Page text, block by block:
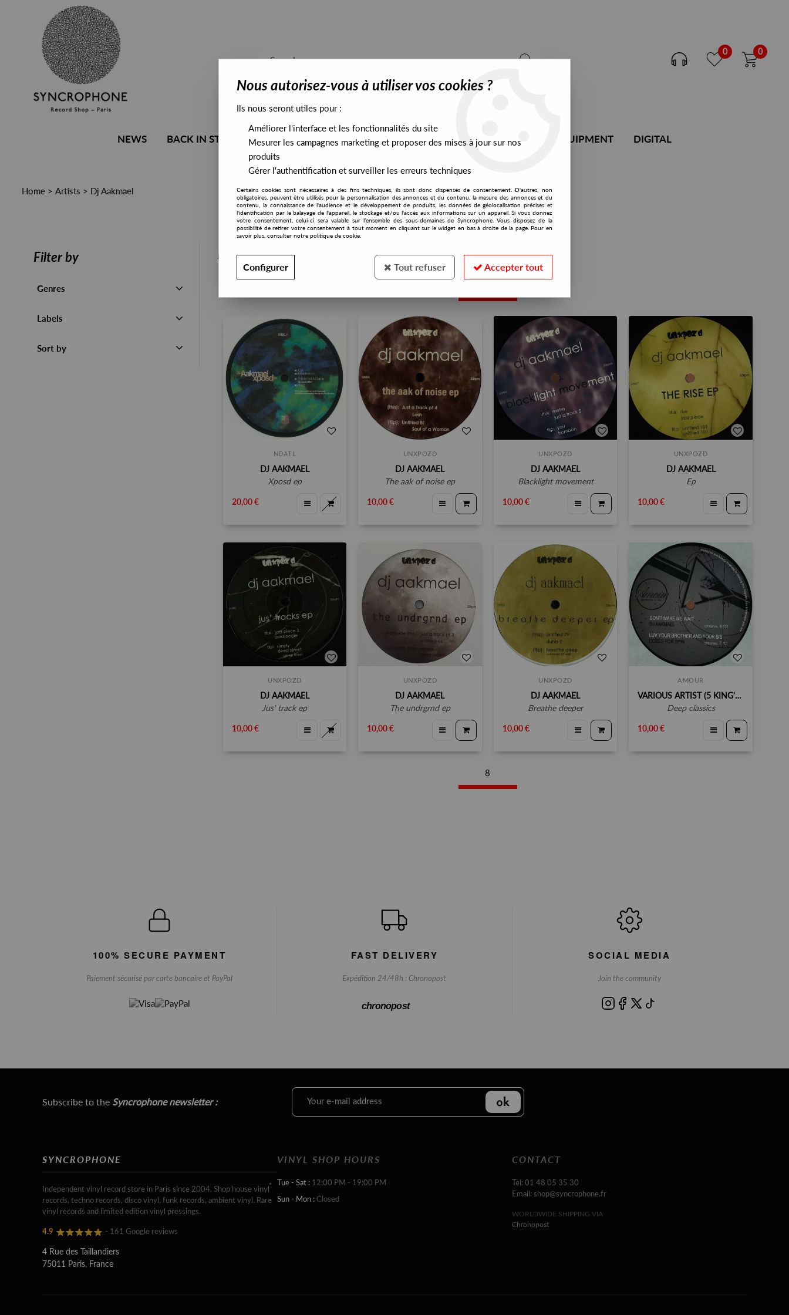
0 0
NEWS BACK IN STOCK ALL STOCK EXCLUSIVES PRESALES EXCLUSIVES DJ EQUIPMENT DIGITAL
Home > Artists > Dj Aakmael
Filter by
Genres
Labels
Sort by
PRESALES EXCLUSIVES
NDATL
DJ AAKMAEL
xposd ep
20,00 €
UNXPOZD
DJ AAKMAEL
the aak of noise ep
10,00 €
UNXPOZD
DJ AAKMAEL
blacklight movement
10,00 €
UNXPOZD
DJ AAKMAEL
ep
10,00 €
UNXPOZD
DJ AAKMAEL
jus' track ep
10,00 €
UNXPOZD
DJ AAKMAEL
the undrgrnd ep
10,00 €
UNXPOZD
DJ AAKMAEL
breathe deeper
10,00 €
AMOUR
VARIOUS ARTIST (5 KING'S, DJ AAKMAEL, CORES FOR SPIN)
deep classics
10,00 €
8
100% SECURE PAYMENT
Paiement sécurisé par carte bancaire et PayPal
FAST DELIVERY
Expédition 24/48h : Chronopost
chronopost
SOCIAL MEDIA
Join the community
Subscribe to the Syncrophone newsletter :
SYNCROPHONE
Independent vinyl record store in Paris since 2004. Shop house vinyl
records, techno records, disco vinyl, funk records, ambient vinyl. Rare
vinyl records and limited edition vinyl pressings.
4.9 - 161 Google reviews
4 Rue des Taillandiers
75011 Paris, France
VINYL SHOP HOURS
Tue - Sat : 12:00 PM - 19:00 PM
Sun - Mon : Closed
CONTACT
Tel: 01 48 05 35 30
Email: shop@syncrophone.fr
WORLDWIDE SHIPPING VIA
Chronopost
Nous autorisez-vous à utiliser vos cookies ?
Ils nous seront utiles pour :
Améliorer l'interface et les fonctionnalités du site
Mesurer les campagnes marketing et proposer des mises à jour sur nos
produits
Gérer l'authentification et surveiller les erreurs techniques
Certains cookies sont nécessaires à des fins techniques, ils sont donc dispensés de consentement. D'autres, non
obligatoires, peuvent être utilisés pour la personnalisation des annonces et du contenu, la mesure des annonces et du
contenu, la connaissance de l'audience et le développement de produits, les données de géolocalisation précises et
l'identification par le balayage de l'appareil, le stockage et/ou l'accès aux informations sur un appareil. Si vous donnez
votre consentement, celui-ci sera valable sur l’ensemble des sous-domaines de Syncrophone. Vous disposez de la
possibilité de retirer votre consentement à tout moment en cliquant sur le widget en bas à droite de la page. Pour en
savoir plus, consulter notre politique de cookie.
Configurer Tout refuser Accepter tout